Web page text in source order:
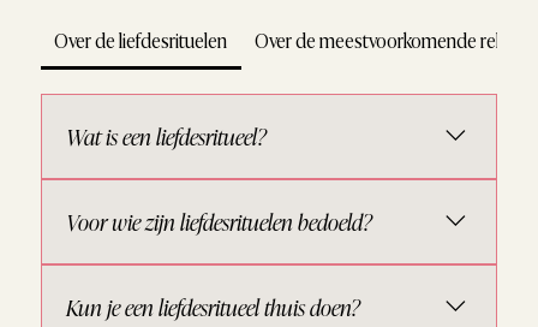
Over de liefdesrituelen Over de meestvoorkomende
Wat is een liefdesritueel?
tijd maakt voor verbinding, aandacht en intimiteit met
Voor wie zijn liefdesrituelen bedoeld?
meer aandacht aan elkaar willen geven of hun relatie
Kun je een liefdesritueel thuis doen?